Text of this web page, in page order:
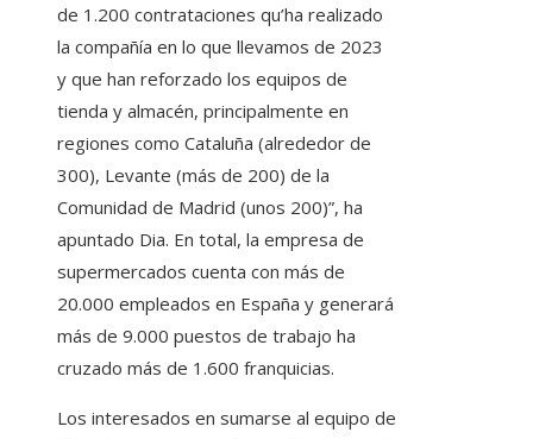
de 1.200 contrataciones qu’ha realizado
la compañía en lo que llevamos de 2023
y que han reforzado los equipos de
tienda y almacén, principalmente en
regiones como Cataluña (alrededor de
300), Levante (más de 200) de la
Comunidad de Madrid (unos 200)”, ha
apuntado Dia. En total, la empresa de
supermercados cuenta con más de
20.000 empleados en España y generará
más de 9.000 puestos de trabajo ha
cruzado más de 1.600 franquicias.
Los interesados ​​​​en sumarse al equipo de